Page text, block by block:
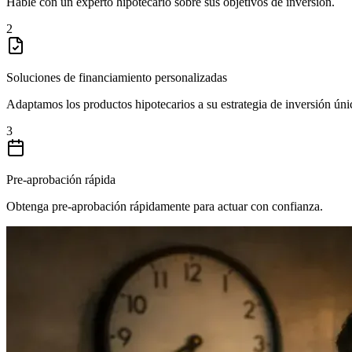
2
Soluciones de financiamiento personalizadas
Adaptamos los productos hipotecarios a su estrategia de inversión
3
Pre-aprobación rápida
Obtenga pre-aprobación rápidamente para actuar con confianza.